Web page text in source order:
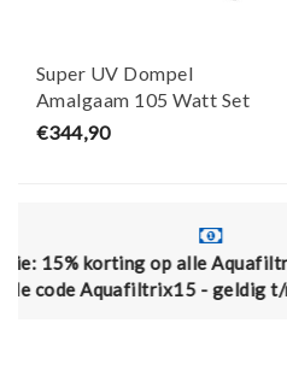
Super UV Dompel
Amalgaam 105 Watt Set
- Air Aqua
€344,90
Aquafiltrix producten, met
- geldig t/m 31 augustus.